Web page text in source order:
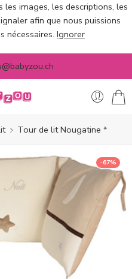
les images, les descriptions, les
afin que nous puissions
nécessaires. Ignorer
Tour de lit Nougatine *
-67%